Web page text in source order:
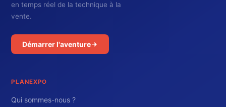
en temps réel de la technique à la
vente.
Démarrer l'aventure
PLANEXPO
Qui sommes-nous ?